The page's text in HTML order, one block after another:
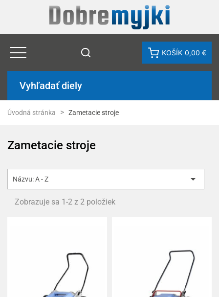
KOŠÍK 0,00 €
Vyhľadať diely
Úvodná stránka Zametacie stroje
Zametacie stroje
Názvu: A - Z 
Zobrazuje sa 1-2 z 2 položiek